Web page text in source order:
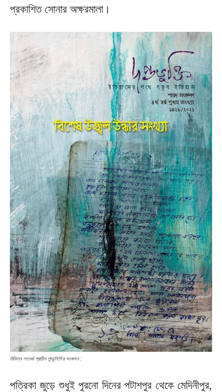
প্রকাশিত সোনার অক্ষরমালা।
বিভিন্ন শতবর্ষ প্রাচীন পান্ডুলিপি’র সংকলন :
পত্রিকা জুড়ে শুধুই পুরনো দিনের পটাশপুর থেকে মেদিনীপুর,